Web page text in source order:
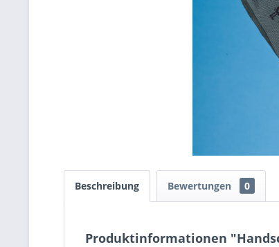
Beschreibung Bewertungen 0
Produktinformationen